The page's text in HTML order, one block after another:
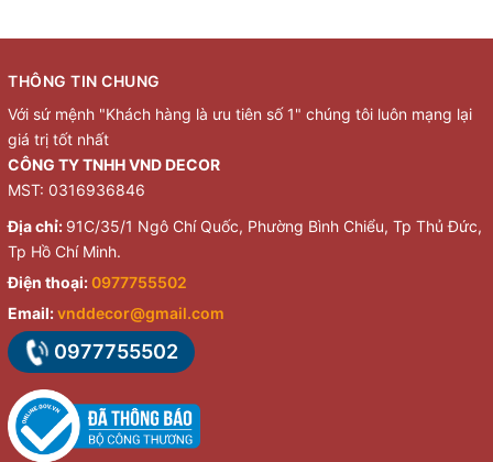
THÔNG TIN CHUNG
Với sứ mệnh "Khách hàng là ưu tiên số 1" chúng tôi luôn mạng lại
giá trị tốt nhất
CÔNG TY TNHH VND DECOR
MST: 0316936846
Địa chỉ: 91C/35/1 Ngô Chí Quốc, Phường Bình Chiểu, Tp Thủ Đức,
Tp Hồ Chí Minh.
Điện thoại: 0977755502
Email:vnddecor@gmail.com
0977755502